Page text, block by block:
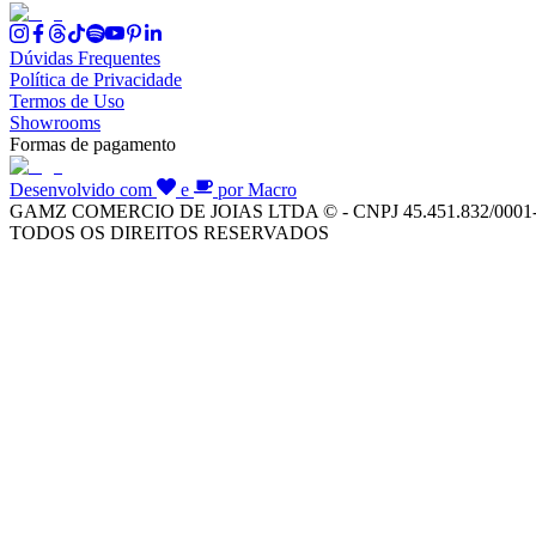
Dúvidas Frequentes
Política de Privacidade
Termos de Uso
Showrooms
Formas de pagamento
Desenvolvido com e
por Macro
GAMZ COMERCIO DE JOIAS LTDA © - CNPJ 45.451.832/
TODOS OS DIREITOS RESERVADOS